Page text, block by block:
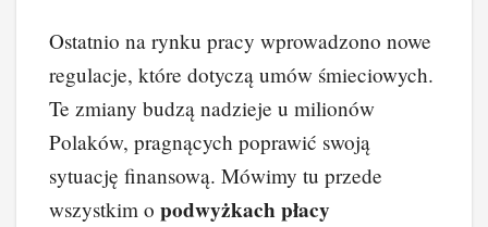
Ostatnio na rynku pracy wprowadzono nowe
regulacje, które dotyczą umów śmieciowych.
Te zmiany budzą nadzieje u milionów
Polaków, pragnących poprawić swoją
sytuację finansową. Mówimy tu przede
wszystkim o podwyżkach płacy